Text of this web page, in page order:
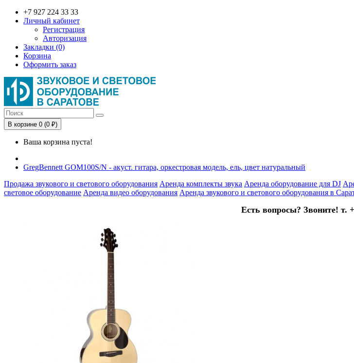
+7 927 224 33 33
Личный кабинет
Регистрация
Авторизация
Закладки (0)
Корзина
Оформить заказ
В корзине 0 (0 ₽)
Ваша корзина пуста!
GregBennett GOM100S/N - акуст. гитара, оркестровая модель, ель, цвет натуральный
Продажа звукового и светового оборудования Аренда комплекты звука Аренда оборудование для DJ
световое оборудование Аренда видео оборудования Аренда звукового и светового оборудования в
Есть вопросы? Звоните! т.